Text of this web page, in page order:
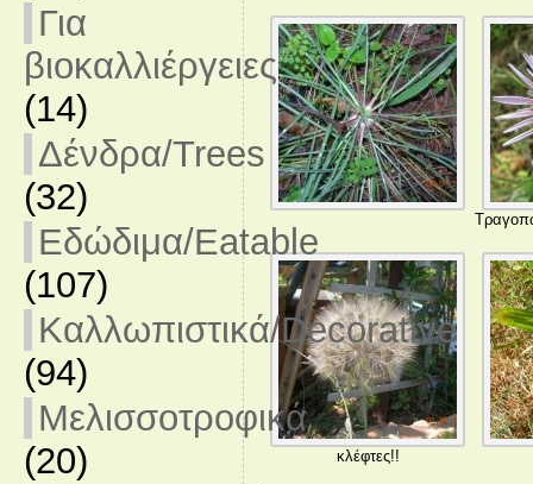
Για
βιοκαλλιέργειες
(14)
Δένδρα/Trees
(32)
Εδώδιμα/Eatable
(107)
Καλλωπιστικά/Decorative
(94)
Μελισσοτροφικά
(20)
κλέφτες!!